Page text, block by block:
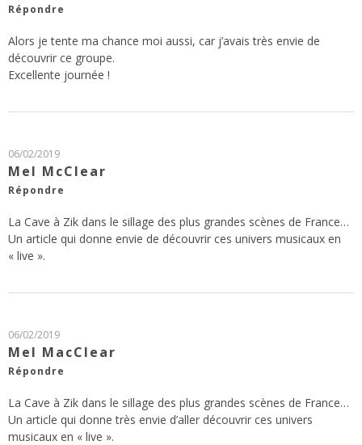
Répondre
Alors je tente ma chance moi aussi, car j’avais très envie de
découvrir ce groupe.
Excellente journée !
06/02/2019
Mel McClear
Répondre
La Cave à Zik dans le sillage des plus grandes scènes de France…
Un article qui donne envie de découvrir ces univers musicaux en
« live ».
06/02/2019
Mel MacClear
Répondre
La Cave à Zik dans le sillage des plus grandes scènes de France…
Un article qui donne très envie d’aller découvrir ces univers
musicaux en « live ».